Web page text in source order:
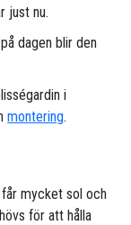
just nu.
dagen blir den
i
montering.
mycket sol och
för att hålla